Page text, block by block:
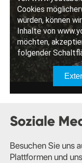
Soziale
Besuchen Sie uns
Plattformen und